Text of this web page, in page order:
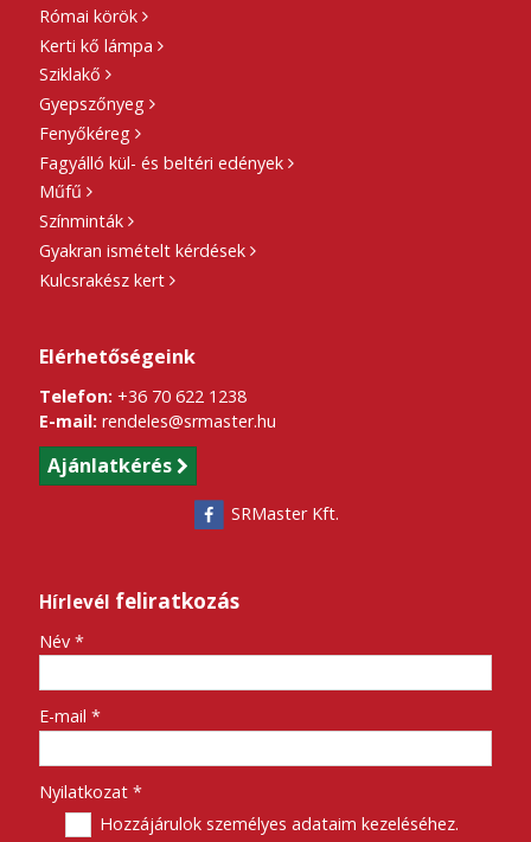
Római körök
Kerti kő lámpa
Sziklakő
Gyepszőnyeg
Fenyőkéreg
Fagyálló kül- és beltéri edények
Műfű
Színminták
Gyakran ismételt kérdések
Kulcsrakész kert
Elérhetőségeink
Telefon: +36 70 622 1238
E-mail: rendeles@srmaster.hu
Ajánlatkérés
SRMaster Kft.
Hírlevél feliratkozás
-
-
-
Név*
E-mail*
Nyilatkozat*
Hozzájárulok személyes adataim kezeléséhez.